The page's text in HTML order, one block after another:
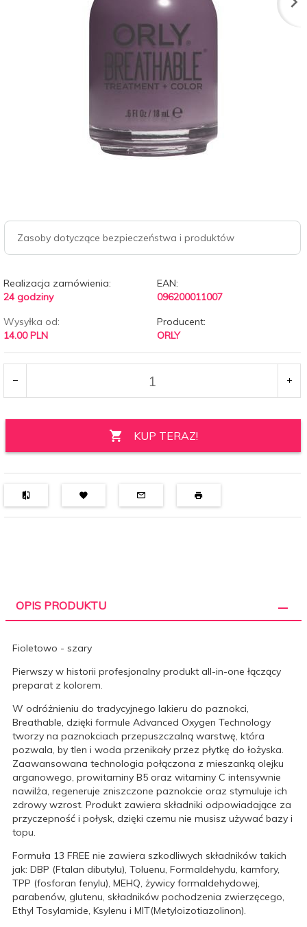
Zasoby dotyczące bezpieczeństwa i produktów
Realizacja zamówienia:
24 godziny
EAN:
096200011007
Wysyłka od:
14.00 PLN
Producent:
ORLY
KUP TERAZ!
OPIS PRODUKTU
Fioletowo - szary
Pierwszy w historii profesjonalny produkt all-in-one łączący
preparat z kolorem.
W odróżnieniu do tradycyjnego lakieru do paznokci,
Breathable, dzięki formule Advanced Oxygen Technology
tworzy na paznokciach przepuszczalną warstwę, która
pozwala, by tlen i woda przenikały przez płytkę do łożyska.
Zaawansowana technologia połączona z mieszanką olejku
arganowego, prowitaminy B5 oraz witaminy C intensywnie
nawilża, regeneruje zniszczone paznokcie oraz stymuluje ich
zdrowy wzrost. Produkt zawiera składniki odpowiadające za
przyczepność i połysk, dzięki czemu nie musisz używać bazy i
topu.
Formuła 13 FREE nie zawiera szkodliwych składników takich
jak: DBP (Ftalan dibutylu), Toluenu, Formaldehydu, kamfory,
TPP (fosforan fenylu), MEHQ, żywicy formaldehydowej,
parabenów, glutenu, składników pochodzenia zwierzęcego,
Ethyl Tosylamide, Ksylenu i MIT(Metyloizotiazolinon).